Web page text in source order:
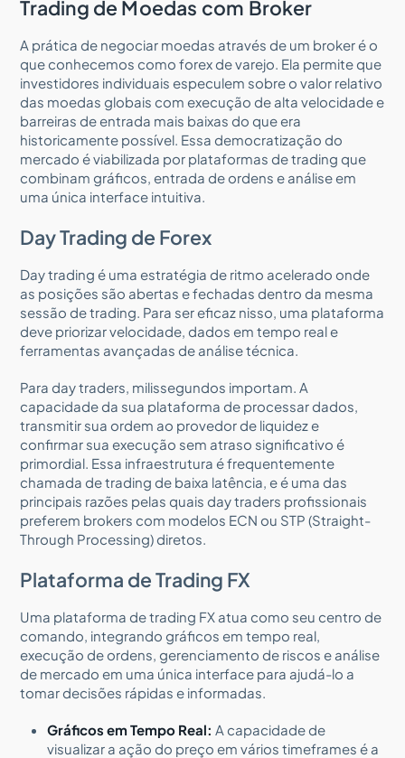
Trading de Moedas com Broker
A prática de negociar moedas através de um broker é o
que conhecemos como forex de varejo. Ela permite que
investidores individuais especulem sobre o valor relativo
das moedas globais com execução de alta velocidade e
barreiras de entrada mais baixas do que era
historicamente possível. Essa democratização do
mercado é viabilizada por plataformas de trading que
combinam gráficos, entrada de ordens e análise em
uma única interface intuitiva.
Day Trading de Forex
Day trading é uma estratégia de ritmo acelerado onde
as posições são abertas e fechadas dentro da mesma
sessão de trading. Para ser eficaz nisso, uma plataforma
deve priorizar velocidade, dados em tempo real e
ferramentas avançadas de análise técnica.
Para day traders, milissegundos importam. A
capacidade da sua plataforma de processar dados,
transmitir sua ordem ao provedor de liquidez e
confirmar sua execução sem atraso significativo é
primordial. Essa infraestrutura é frequentemente
chamada de trading de baixa latência, e é uma das
principais razões pelas quais day traders profissionais
preferem brokers com modelos ECN ou STP (Straight-
Through Processing) diretos.
Plataforma de Trading FX
Uma plataforma de trading FX atua como seu centro de
comando, integrando gráficos em tempo real,
execução de ordens, gerenciamento de riscos e análise
de mercado em uma única interface para ajudá-lo a
tomar decisões rápidas e informadas.
Gráficos em Tempo Real: A capacidade de
visualizar a ação do preço em vários timeframes é a